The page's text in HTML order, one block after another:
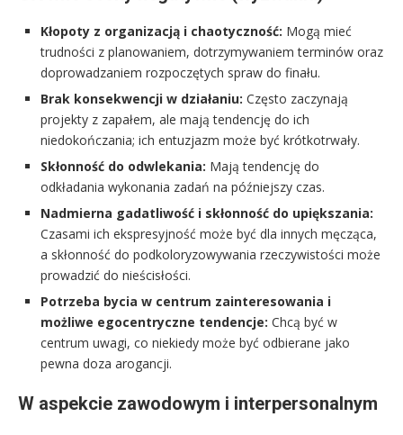
Kłopoty z organizacją i chaotyczność: Mogą mieć
trudności z planowaniem, dotrzymywaniem terminów oraz
doprowadzaniem rozpoczętych spraw do finału.
Brak konsekwencji w działaniu: Często zaczynają
projekty z zapałem, ale mają tendencję do ich
niedokończania; ich entuzjazm może być krótkotrwały.
Skłonność do odwlekania: Mają tendencję do
odkładania wykonania zadań na późniejszy czas.
Nadmierna gadatliwość i skłonność do upiększania:
Czasami ich ekspresyjność może być dla innych męcząca,
a skłonność do podkoloryzowywania rzeczywistości może
prowadzić do nieścisłości.
Potrzeba bycia w centrum zainteresowania i
możliwe egocentryczne tendencje: Chcą być w
centrum uwagi, co niekiedy może być odbierane jako
pewna doza arogancji.
W aspekcie zawodowym i interpersonalnym